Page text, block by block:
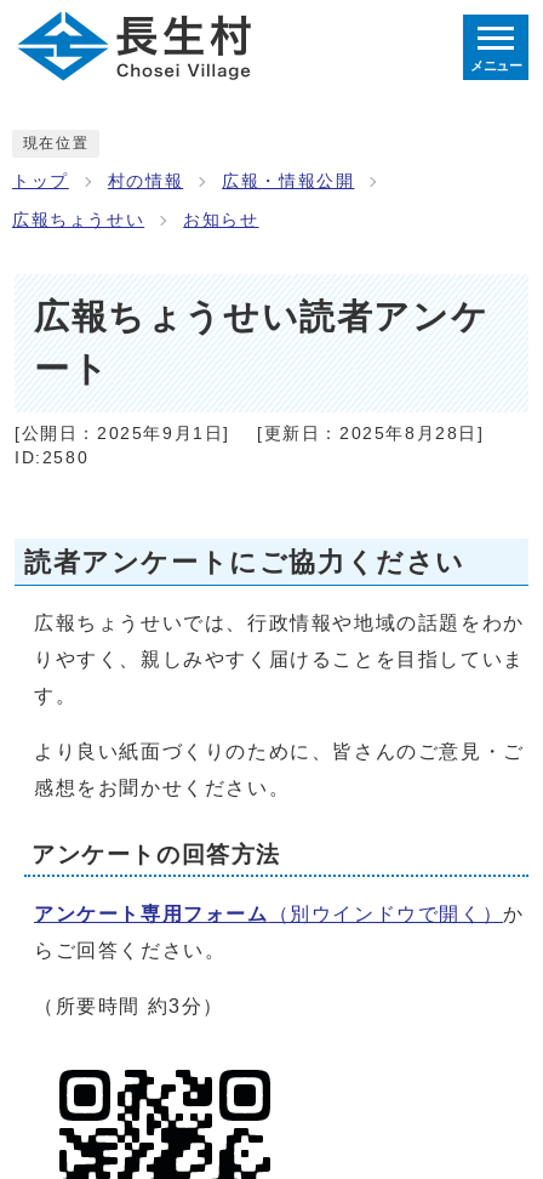
メニュー
現在位置
トップ 村の情報 広報・情報公開
広報ちょうせい お知らせ
広報ちょうせい読者アンケ
ート
[公開日： 2025年9月1日] [更新日：2025年8月28日]
ID:2580
読者アンケートにご協力ください
広報ちょうせいでは、行政情報や地域の話題をわか
りやすく、親しみやすく届けることを目指していま
す。
より良い紙面づくりのために、皆さんのご意見・ご
感想をお聞かせください。
アンケートの回答方法
アンケート専用フォーム （別ウインドウで開く）か
らご回答ください。
（所要時間 約3分）